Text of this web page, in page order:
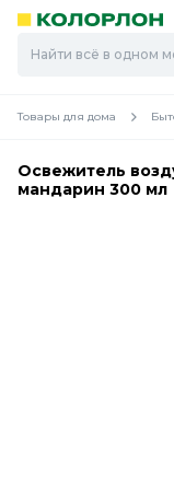
С
Ск
Товары для дома
Освежитель
мандарин 300 мл